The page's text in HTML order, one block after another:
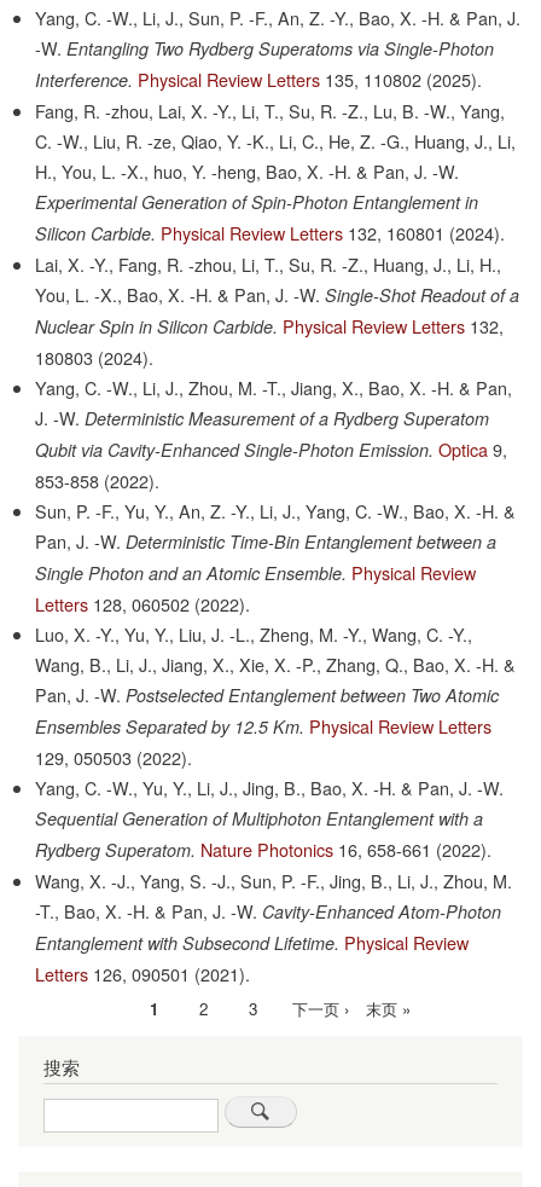
Yang, C. -W., Li, J., Sun, P. -F., An, Z. -Y., Bao, X. -H. & Pan, J.
-W. Entangling Two Rydberg Superatoms via Single-Photon
Interference. Physical Review Letters 135, 110802 (2025).
Fang, R. -zhou, Lai, X. -Y., Li, T., Su, R. -Z., Lu, B. -W., Yang,
C. -W., Liu, R. -ze, Qiao, Y. -K., Li, C., He, Z. -G., Huang, J., Li,
H., You, L. -X., huo, Y. -heng, Bao, X. -H. & Pan, J. -W.
Experimental Generation of Spin-Photon Entanglement in
Silicon Carbide. Physical Review Letters 132, 160801 (2024).
Lai, X. -Y., Fang, R. -zhou, Li, T., Su, R. -Z., Huang, J., Li, H.,
You, L. -X., Bao, X. -H. & Pan, J. -W. Single-Shot Readout of a
Nuclear Spin in Silicon Carbide. Physical Review Letters 132,
180803 (2024).
Yang, C. -W., Li, J., Zhou, M. -T., Jiang, X., Bao, X. -H. & Pan,
J. -W. Deterministic Measurement of a Rydberg Superatom
Qubit via Cavity-Enhanced Single-Photon Emission. Optica 9,
853-858 (2022).
Sun, P. -F., Yu, Y., An, Z. -Y., Li, J., Yang, C. -W., Bao, X. -H. &
Pan, J. -W. Deterministic Time-Bin Entanglement between a
Single Photon and an Atomic Ensemble. Physical Review
Letters 128, 060502 (2022).
Luo, X. -Y., Yu, Y., Liu, J. -L., Zheng, M. -Y., Wang, C. -Y.,
Wang, B., Li, J., Jiang, X., Xie, X. -P., Zhang, Q., Bao, X. -H. &
Pan, J. -W. Postselected Entanglement between Two Atomic
Ensembles Separated by 12.5 Km. Physical Review Letters
129, 050503 (2022).
Yang, C. -W., Yu, Y., Li, J., Jing, B., Bao, X. -H. & Pan, J. -W.
Sequential Generation of Multiphoton Entanglement with a
Rydberg Superatom. Nature Photonics 16, 658-661 (2022).
Wang, X. -J., Yang, S. -J., Sun, P. -F., Jing, B., Li, J., Zhou, M.
-T., Bao, X. -H. & Pan, J. -W. Cavity-Enhanced Atom-Photon
Entanglement with Subsecond Lifetime. Physical Review
Letters 126, 090501 (2021).
当1 Page
2 Page
3
下
下一页 ›
末
末页 »
搜索
Search